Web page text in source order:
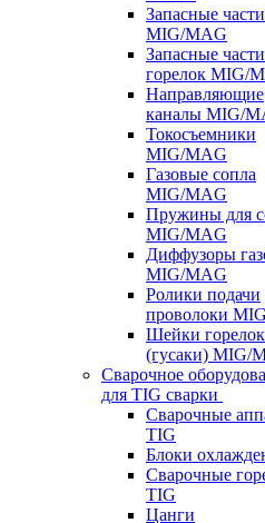
Запасные части
MIG/MAG
Запасные
горелок MIG/
Направляющие
каналы MIG/
Токосъемники
MIG/MAG
Газовые сопла
MIG/MAG
Пружины для
MIG/MAG
Диффузоры
MIG/MAG
Ролики подачи
проволоки
Шейки горелок
(гусаки) MIG/
Сварочное
для TIG сварки
Сварочные
TIG
Блоки
Сварочные
TIG
Цанги